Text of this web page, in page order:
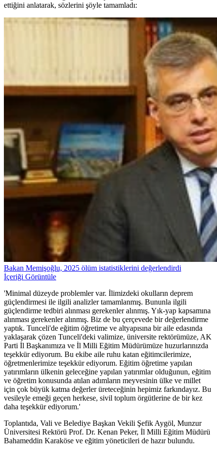
ettiğini anlatarak, sözlerini şöyle tamamladı:
Bakan Memişoğlu, 2025 ölüm istatistiklerini değerlendirdi
İçeriği Görüntüle
'Minimal düzeyde problemler var. İlimizdeki okulların deprem
güçlendirmesi ile ilgili analizler tamamlanmış. Bununla ilgili
güçlendirme tedbiri alınması gerekenler alınmış. Yık-yap kapsamına
alınması gerekenler alınmış. Biz de bu çerçevede bir değerlendirme
yaptık. Tunceli'de eğitim öğretime ve altyapısına bir aile edasında
yaklaşarak çözen Tunceli'deki valimize, üniversite rektörümüze, AK
Parti İl Başkanımıza ve İl Milli Eğitim Müdürümüze huzurlarınızda
teşekkür ediyorum. Bu ekibe aile ruhu katan eğitimcilerimize,
öğretmenlerimize teşekkür ediyorum. Eğitim öğretime yapılan
yatırımların ülkenin geleceğine yapılan yatırımlar olduğunun, eğitim
ve öğretim konusunda atılan adımların meyvesinin ülke ve millet
için çok büyük katma değerler üreteceğinin hepimiz farkındayız. Bu
vesileyle emeği geçen herkese, sivil toplum örgütlerine de bir kez
daha teşekkür ediyorum.'
Toplantıda, Vali ve Belediye Başkan Vekili Şefik Aygöl, Munzur
Üniversitesi Rektörü Prof. Dr. Kenan Peker, İl Milli Eğitim Müdürü
Bahameddin Karaköse ve eğitim yöneticileri de hazır bulundu.